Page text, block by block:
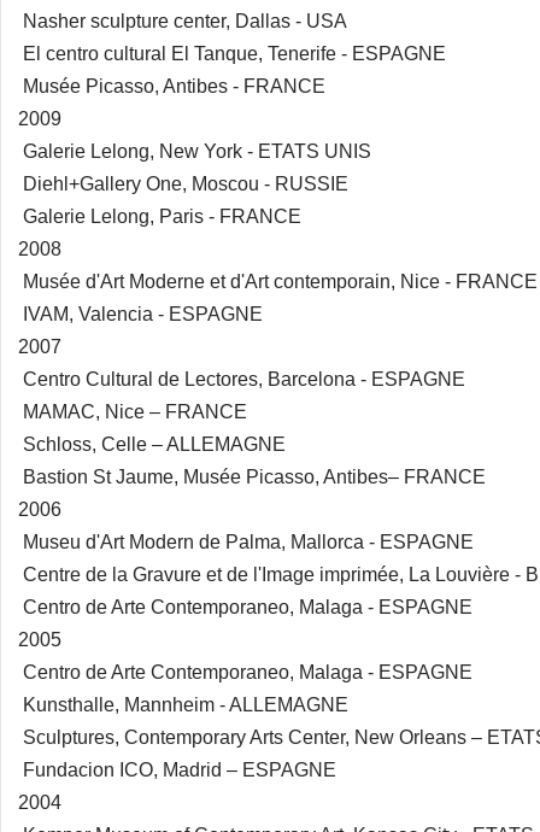
Nasher sculpture center, Dallas - USA
El centro cultural El Tanque, Tenerife - ESPAGNE
Musée Picasso, Antibes - FRANCE
2009
Galerie Lelong, New York - ETATS UNIS
Diehl+Gallery One, Moscou - RUSSIE
Galerie Lelong, Paris - FRANCE
2008
Musée d'Art Moderne et d'Art contemporain, Nice - FRANCE
IVAM, Valencia - ESPAGNE
2007
Centro Cultural de Lectores, Barcelona - ESPAGNE
MAMAC, Nice – FRANCE
Schloss, Celle – ALLEMAGNE
Bastion St Jaume, Musée Picasso, Antibes– FRANCE
2006
Museu d'Art Modern de Palma, Mallorca - ESPAGNE
Centre de la Gravure et de l'Image imprimée, La Louvière -
Centro de Arte Contemporaneo, Malaga - ESPAGNE
2005
Centro de Arte Contemporaneo, Malaga - ESPAGNE
Kunsthalle, Mannheim - ALLEMAGNE
Sculptures, Contemporary Arts Center, New Orleans –
Fundacion ICO, Madrid – ESPAGNE
2004